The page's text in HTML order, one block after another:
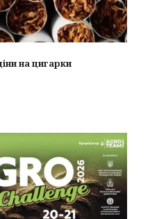
на цигарки